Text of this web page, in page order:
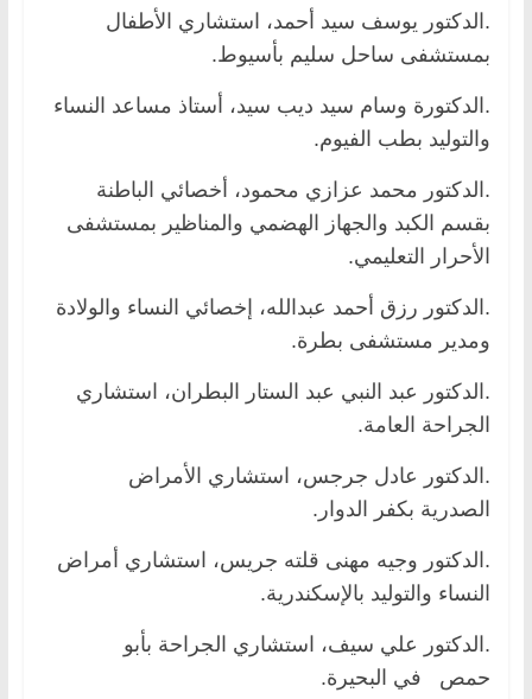
.الدكتور يوسف سيد أحمد، استشاري الأطفال
بمستشفى ساحل سليم بأسيوط.
.الدكتورة وسام سيد ديب سيد، أستاذ مساعد النساء
والتوليد بطب الفيوم.
.الدكتور محمد عزازي محمود، أخصائي الباطنة
بقسم الكبد والجهاز الهضمي والمناظير بمستشفى
الأحرار التعليمي.
.الدكتور رزق أحمد عبدالله، إخصائي النساء والولادة
ومدير مستشفى بطرة.
.الدكتور عبد النبي عبد الستار البطران، استشاري
الجراحة العامة.
.الدكتور عادل جرجس، استشاري الأمراض
الصدرية بكفر الدوار.
.الدكتور وجيه مهنى قلته جريس، استشاري أمراض
النساء والتوليد بالإسكندرية.
.الدكتور علي سيف، استشاري الجراحة بأبو
حمص في البحيرة.